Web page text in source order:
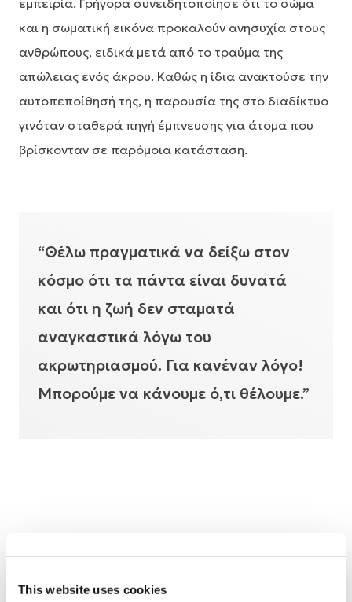
This website uses cookies
εμπειρία. Γρήγορα συνειδητοποίησε ότι το σώμα
και η σωματική εικόνα προκαλούν ανησυχία στους
ανθρώπους, ειδικά μετά από το τραύμα της
απώλειας ενός άκρου. Καθώς η ίδια ανακτούσε την
αυτοπεποίθησή της, η παρουσία της στο διαδίκτυο
γινόταν σταθερά πηγή έμπνευσης για άτομα που
βρίσκονταν σε παρόμοια κατάσταση.
“Θέλω πραγματικά να δείξω στον
κόσμο ότι τα πάντα είναι δυνατά
και ότι η ζωή δεν σταματά
αναγκαστικά λόγω του
ακρωτηριασμού. Για κανέναν λόγο!
Μπορούμε να κάνουμε ό,τι θέλουμε.”
Σε διάστημα τριών ετών, αυτή η ενθάρρυνση